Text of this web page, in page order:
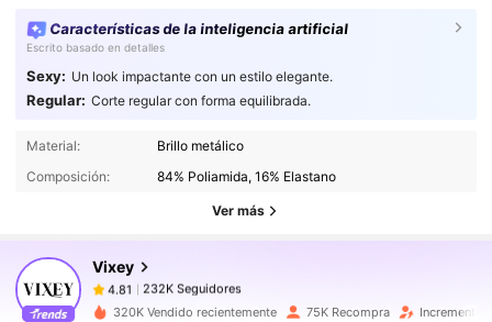
Características de la inteligencia artificial
Escrito basado en detalles
Sexy: Un look impactante con un estilo elegante.
Regular: Corte regular con forma equilibrada.
Material:
Brillo metálico
Composición:
84% Poliamida, 16% Elastano
Ver más
Vixey
4.81
232K Seguidores
q***zseguidoHace 8 horas
4.81
232K Seguidores
320K Vendido recientemente 75K Recompra Incremento